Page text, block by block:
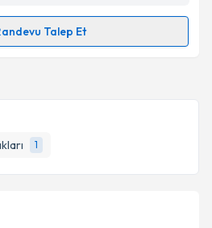
1
kabul ediyorum.
Talep Et
Talebi
e-posta ile bilgilendireceğiz.